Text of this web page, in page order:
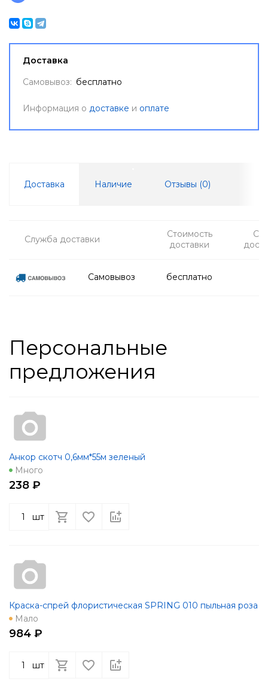
Доставка
Самовывоз: бесплатно
Информация о доставке и оплате
Доставка Наличие Отзывы (0)
Служба доставки
Стоимость
доставки
Самовывоз бесплатно
Персональные
предложения
Анкор скотч 0,6мм*55м зеленый
Много
238 ₽
шт
Краска-спрей флористическая SPRING 010 пыльная роза
Мало
984 ₽
шт